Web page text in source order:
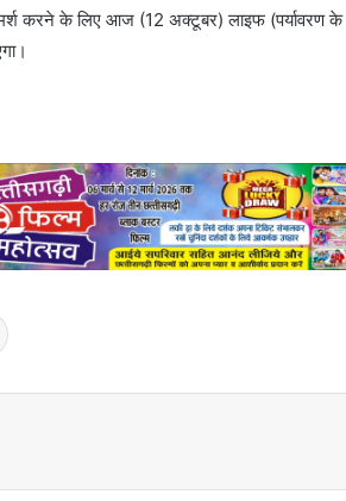
करने के लिए आज (12 अक्टूबर) लाइफ (पर्यावरण के